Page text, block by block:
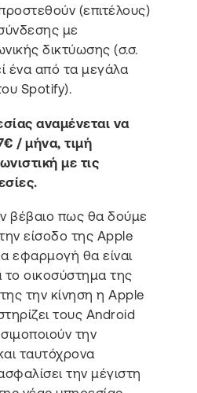
(επιτέλους)
με
δικτύωσης (σ.σ.
ένα από τα μεγάλα
Spotify).
αναμένεται να
/ μήνα, τιμή
με τις
βέβαιο πως θα δούμε
είσοδο της Apple
εφαρμογή θα είναι
το οικοσύστημα της
την κίνηση η Apple
τους Android
την
ταυτόχρονα
την μέγιστη